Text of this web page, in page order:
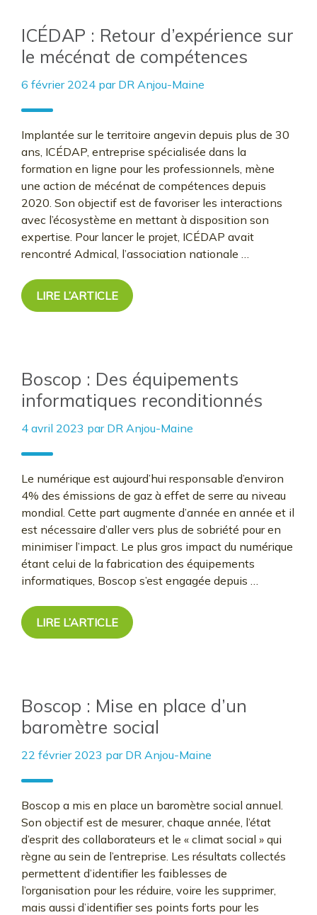
ICÉDAP : Retour d’expérience sur
le mécénat de compétences
6 février 2024 par DR Anjou-Maine
Implantée sur le territoire angevin depuis plus de 30
ans, ICÉDAP, entreprise spécialisée dans la
formation en ligne pour les professionnels, mène
une action de mécénat de compétences depuis
2020. Son objectif est de favoriser les interactions
avec l’écosystème en mettant à disposition son
expertise. Pour lancer le projet, ICÉDAP avait
rencontré Admical, l’association nationale …
LIRE L’ARTICLE
Boscop : Des équipements
informatiques reconditionnés
4 avril 2023 par DR Anjou-Maine
Le numérique est aujourd’hui responsable d’environ
4% des émissions de gaz à effet de serre au niveau
mondial. Cette part augmente d’année en année et il
est nécessaire d’aller vers plus de sobriété pour en
minimiser l’impact. Le plus gros impact du numérique
étant celui de la fabrication des équipements
informatiques, Boscop s’est engagée depuis …
LIRE L’ARTICLE
Boscop : Mise en place d’un
baromètre social
22 février 2023 par DR Anjou-Maine
Boscop a mis en place un baromètre social annuel.
Son objectif est de mesurer, chaque année, l’état
d’esprit des collaborateurs et le « climat social » qui
règne au sein de l’entreprise. Les résultats collectés
permettent d’identifier les faiblesses de
l’organisation pour les réduire, voire les supprimer,
mais aussi d’identifier ses points forts pour les